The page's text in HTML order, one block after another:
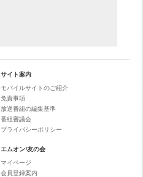
サイト案内
モバイルサイトのご紹介
免責事項
放送番組の編集基準
番組審議会
プライバシーポリシー
エムオン!友の会
マイページ
会員登録案内